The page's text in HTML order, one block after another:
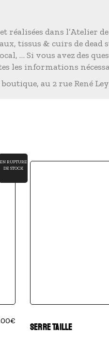
réalisées dans l’Atelier
tissus & cuirs de dead
… Si vous avez des
les informations
au 2 rue René
EN RUPTURE
DE STOCK
€
SERRE TAILLE